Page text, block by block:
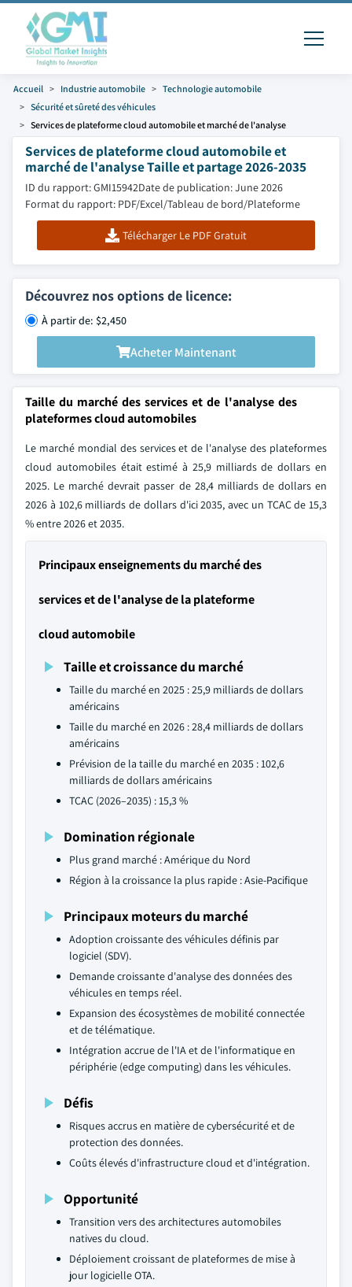
Accueil Industrie automobile
Technologie automobile
Sécurité et sûreté des véhicules
Services de plateforme cloud automobile et marché de l'analyse
Services de plateforme cloud automobile et
marché de l'analyse Taille et partage 2026-2035
ID du rapport: GMI15942Date de publication: June 2026
Format du rapport: PDF/Excel/Tableau de bord/Plateforme
Télécharger Le PDF Gratuit
Découvrez nos options de licence:
À partir de: $2,450
Acheter Maintenant
Taille du marché des services et de l'analyse des
plateformes cloud automobiles
Le marché mondial des services et de l'analyse des plateformes
cloud automobiles était estimé à 25,9 milliards de dollars en
2025. Le marché devrait passer de 28,4 milliards de dollars en
2026 à 102,6 milliards de dollars d'ici 2035, avec un TCAC de 15,3
% entre 2026 et 2035.
Principaux enseignements du marché des
services et de l'analyse de la plateforme
cloud automobile
Taille et croissance du marché
Taille du marché en 2025 : 25,9 milliards de dollars
américains
Taille du marché en 2026 : 28,4 milliards de dollars
américains
Prévision de la taille du marché en 2035 : 102,6
milliards de dollars américains
TCAC (2026–2035) : 15,3 %
Domination régionale
Plus grand marché : Amérique du Nord
Région à la croissance la plus rapide : Asie-Pacifique
Principaux moteurs du marché
Adoption croissante des véhicules définis par
logiciel (SDV).
Demande croissante d'analyse des données des
véhicules en temps réel.
Expansion des écosystèmes de mobilité connectée
et de télématique.
Intégration accrue de l'IA et de l'informatique en
périphérie (edge computing) dans les véhicules.
Défis
Risques accrus en matière de cybersécurité et de
protection des données.
Coûts élevés d'infrastructure cloud et d'intégration.
Opportunité
Transition vers des architectures automobiles
natives du cloud.
Déploiement croissant de plateformes de mise à
jour logicielle OTA.